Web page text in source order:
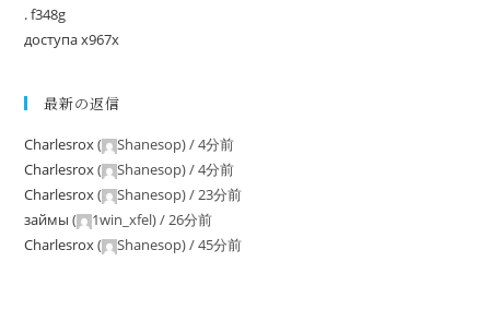
. f348g
доступа x967x
最新の返信
Charlesrox( Shanesop) /4分前
Charlesrox( Shanesop) /4分前
Charlesrox( Shanesop) /23分前
займы ( 1win_xfel) /26分前
Charlesrox( Shanesop) /45分前